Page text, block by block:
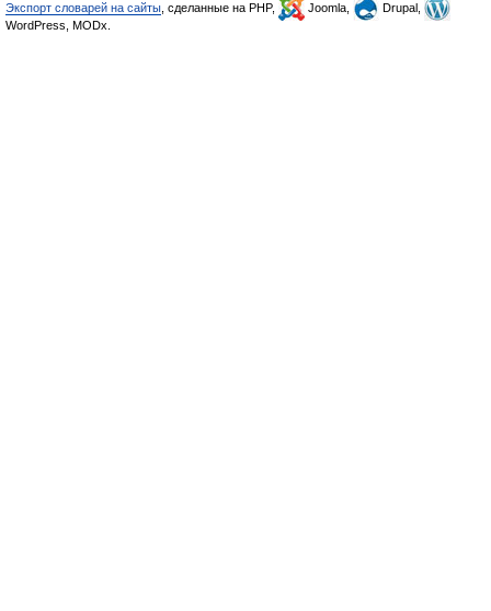
Экспорт словарей на сайты , сделанные на PHP, Joomla,
Drupal,
WordPress, MODx.